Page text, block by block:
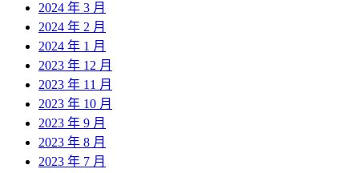
2024 年 3 月
2024 年 2 月
2024 年 1 月
2023 年 12 月
2023 年 11 月
2023 年 10 月
2023 年 9 月
2023 年 8 月
2023 年 7 月